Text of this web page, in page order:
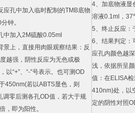
应孔中加入临时配制的TMB底物
分钟。
中加入2M硫酸0.05ml
景上，直接用肉眼观察结果：反
越强，阴性反应为无色或极
以“+”、 “-”号表示。也可测OD
450nm(若以ABTS显色，则
调零后测各孔OD值，若大于规
倍，即为阳性。
4、加底物液显
溶液0.1ml ， 37
5、终止反应：
6、结果判定：
应孔内颜色越
浅，依据所呈
值：在ELISA
410nm)处，以
定的阴性对照